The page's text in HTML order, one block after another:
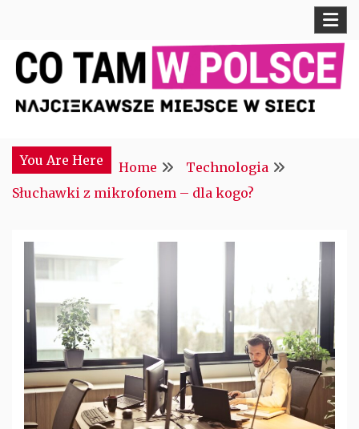
content
CTM POLONIA
You Are Here
Home
Technologia
Słuchawki z mikrofonem – dla kogo?